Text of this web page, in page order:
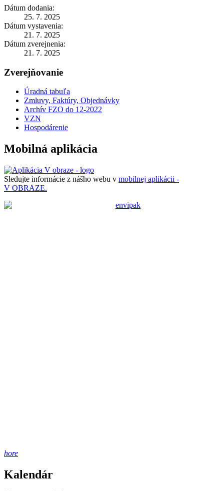
Dátum dodania:
25. 7. 2025
Dátum vystavenia:
21. 7. 2025
Dátum zverejnenia:
21. 7. 2025
Zverejňovanie
Úradná tabuľa
Zmluvy, Faktúry, Objednávky
Archív FZO do 12-2022
VZN
Hospodárenie
Mobilná aplikácia
Sledujte informácie z nášho webu v mobilnej aplikácii -
V OBRAZE.
hore
Kalendár